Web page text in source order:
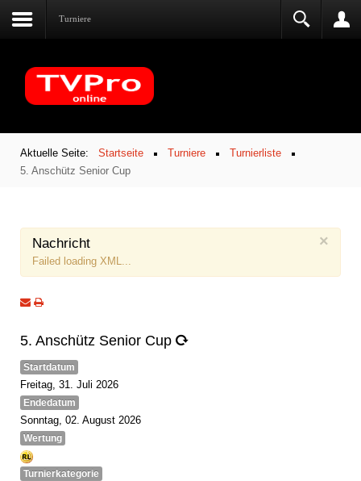
Turniere
Aktuelle Seite: Startseite Turniere
Turnierliste
5. Anschütz Senior Cup
×
Nachricht
Failed loading XML...
5. Anschütz Senior Cup
Startdatum
Freitag, 31. Juli 2026
Endedatum
Sonntag, 02. August 2026
Wertung
Turnierkategorie